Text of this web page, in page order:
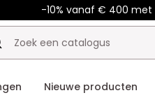
-10% vanaf € 400 met
Nieuwe producten